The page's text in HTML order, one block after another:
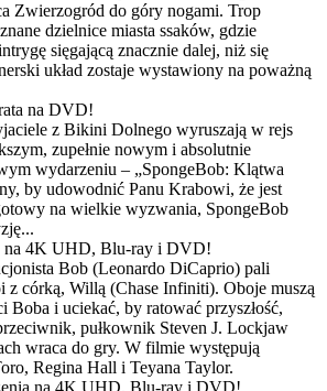
Zwierzogród do góry nogami. Trop
dzielnice miasta ssaków, gdzie
sięgającą znacznie dalej, niż się
układ zostaje wystawiony na poważną
na DVD!
z Bikini Dolnego wyruszają w rejs
zupełnie nowym i absolutnie
wydarzeniu – „SpongeBob: Klątwa
by udowodnić Panu Krabowi, że jest
na wielkie wyzwania, SpongeBob
na 4K UHD, Blu-ray i DVD!
Bob (Leonardo DiCaprio) pali
z córką, Willą (Chase Infiniti). Oboje muszą
Boba i uciekać, by ratować przyszłość,
pułkownik Steven J. Lockjaw
wraca do gry. W filmie występują
Regina Hall i Teyana Taylor.
na 4K UHD, Blu-ray i DVD!